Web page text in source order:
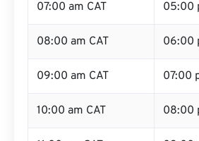
07:00 am CAT 05:00
08:00 am CAT 06:00
09:00 am CAT 07:00
10:00 am CAT 08:00